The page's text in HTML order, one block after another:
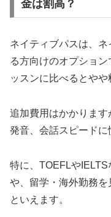
金は割高？
ネイティブパスは、
る方向けのオプショ
ッスンに比べるとやや
追加費用はかかりま
発音、会話スピードに
特に、TOEFLや
や、留学・海外勤務
といえます。